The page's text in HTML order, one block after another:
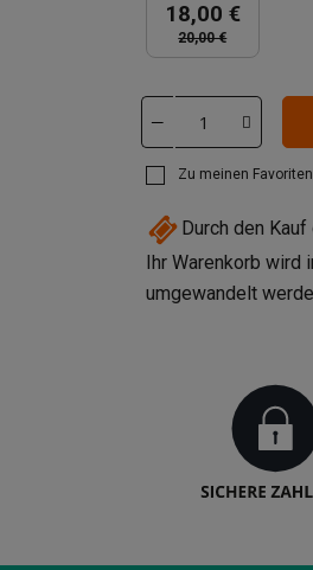
18,00 €
20,00 €
Zu meinen
Durch den
Ihr Warenkorb wird
umgewandelt